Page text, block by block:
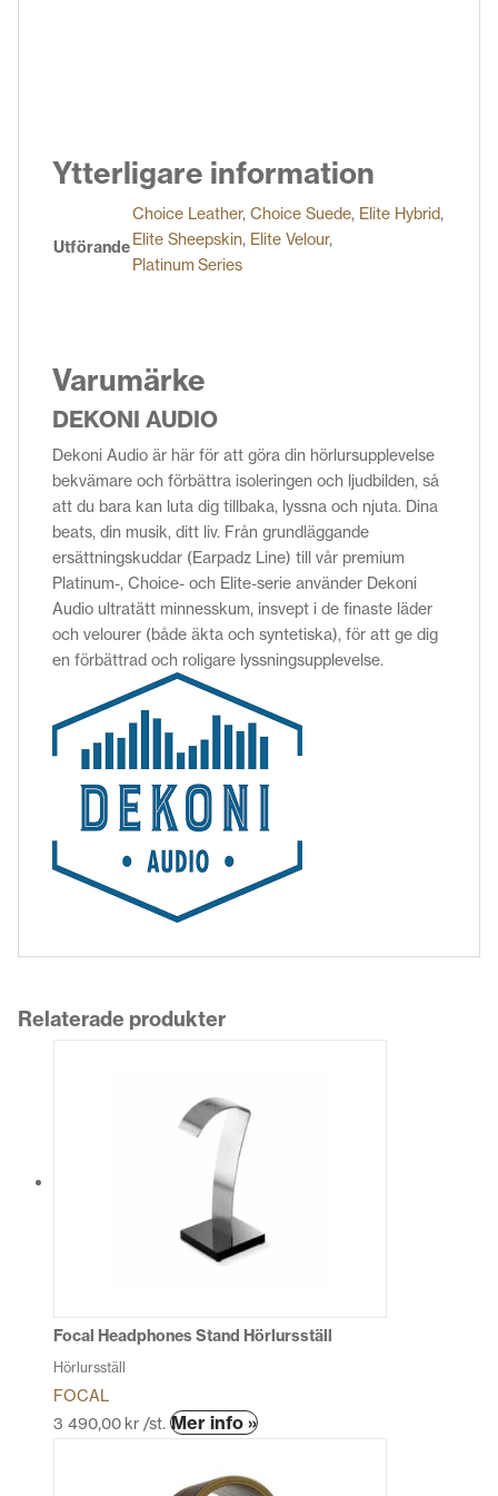
Ytterligare information
Utförande
Choice Leather, Choice Suede, Elite Hybrid,
Elite Sheepskin, Elite Velour,
Platinum Series
Varumärke
DEKONI AUDIO
Dekoni Audio är här för att göra din hörlursupplevelse
bekvämare och förbättra isoleringen och ljudbilden, så
att du bara kan luta dig tillbaka, lyssna och njuta. Dina
beats, din musik, ditt liv. Från grundläggande
ersättningskuddar (Earpadz Line) till vår premium
Platinum-, Choice- och Elite-serie använder Dekoni
Audio ultratätt minnesskum, insvept i de finaste läder
och velourer (både äkta och syntetiska), för att ge dig
en förbättrad och roligare lyssningsupplevelse.
Relaterade produkter
Focal Headphones Stand Hörlursställ
Hörlursställ
FOCAL
3 490,00 kr /st. Mer info »Den